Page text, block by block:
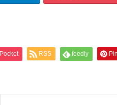
Pocket RSS feedly